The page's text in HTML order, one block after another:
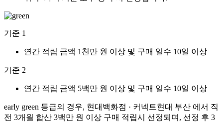
기준 1
연간 적립 금액 1천만 원 이상 및 구매 일수 10일 이상
기준 2
연간 적립 금액 5백만 원 이상 및 구매 일수 10일 이상
early green 등급의 경우, 현대백화점 · 커넥트현대 부산 에서 직
전 3개월 합산 3백만 원 이상 구매 적립시 선정되며, 선정 후 3